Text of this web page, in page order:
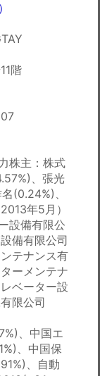
階
株主：株式
、張光
(0.24%)、
年5月）
設備有限公
備有限公司
テナンス有
ーメンテナ
ベーター設
限公司
、中国エ
、中国保
、自動